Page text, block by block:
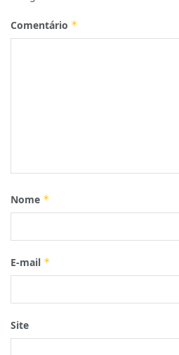
Comentário *
Nome *
E-mail *
Site